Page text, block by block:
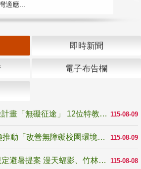
適應...
即時新聞
電子布告欄
115-08-09
青年百億海外圓夢基金計畫「無礙征途」 12位特教與弱勢青年勇闖西班牙 跨越感官限制見證生命蛻變
115-08-09
國教署補助22縣市積極推動「改善無障礙校園環境計畫」 打造友善、安全、無礙學習空間
115-08-08
青年壯遊點精選夏夜限定避暑提案 漫天蝠影、竹林尋蛙、茶香夜觀 邀青年暮色出發